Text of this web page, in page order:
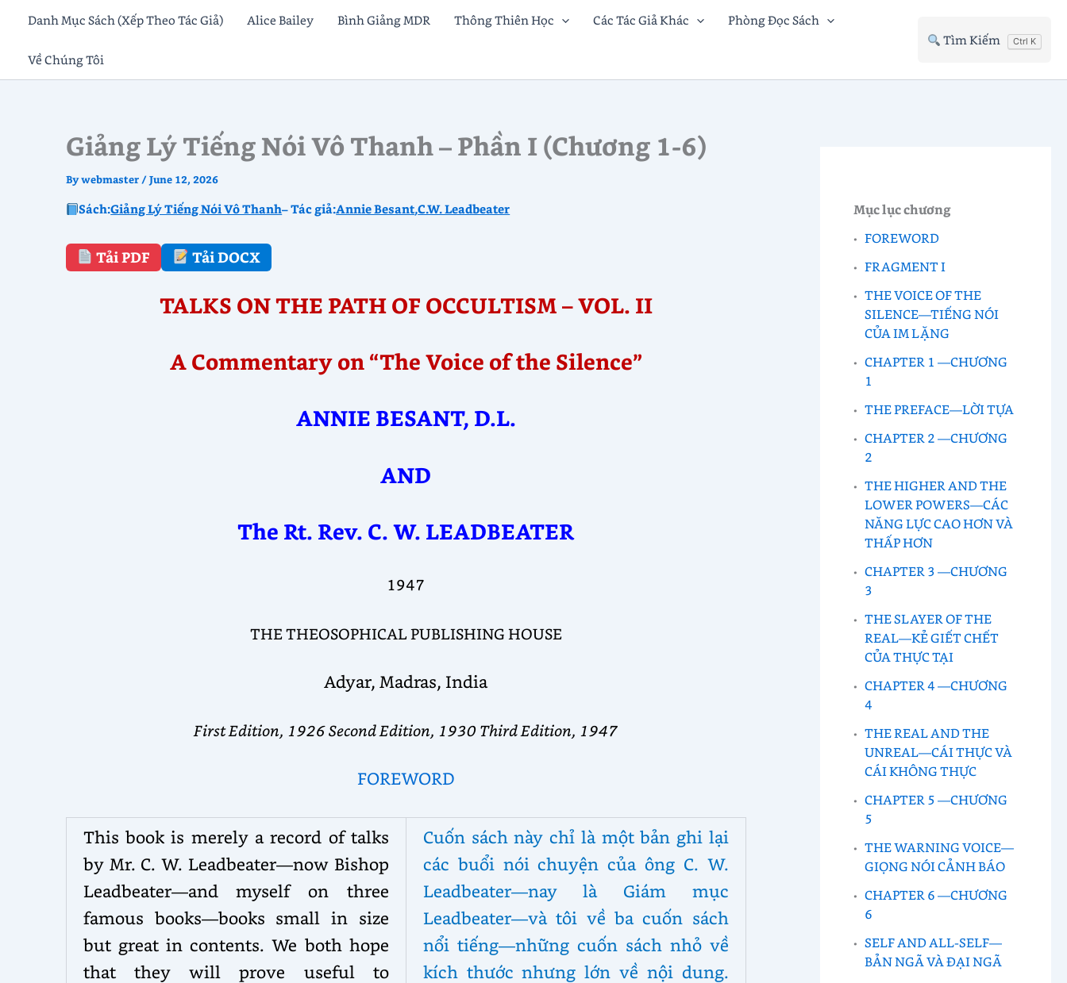
Skip
content
Danh Mục Sách (Xếp Theo Tác Giả) Alice Bailey Bình Giảng MDR Thông Thiên Học Các Tác Giả Khác Phòng Đọc Sách
Về Chúng Tôi
Tìm Kiếm Ctrl K
Giảng Lý Tiếng Nói Vô Thanh – Phần I (Chương 1-6)
Bywebmaster /June 12, 2026
Sách:Giảng Lý Tiếng Nói Vô Thanh– Tác giả:Annie Besant,C.W. Leadbeater
Tải PDF Tải DOCX
TALKS ON THE PATH OF OCCULTISM – VOL. II
A Commentary on “The Voice of the Silence”
ANNIE BESANT, D.L.
AND
The Rt. Rev. C. W. LEADBEATER
1947
THE THEOSOPHICAL PUBLISHING HOUSE
Adyar, Madras, India
First Edition, 1926 Second Edition, 1930 Third Edition, 1947
FOREWORD
This book is merely a record of talks
by Mr. C. W. Leadbeater—now Bishop
Leadbeater—and myself on three
famous books—books small in size
but great in contents. We both hope
that they will prove useful to
Cuốn sách này chỉ là một bản ghi lại
các buổi nói chuyện của ông C. W.
Leadbeater—nay là Giám mục
Leadbeater—và tôi về ba cuốn sách
nổi tiếng—những cuốn sách nhỏ về
kích thước nhưng lớn về nội dung.
Mục lục chương
FOREWORD
FRAGMENT I
THE VOICE OF THE
SILENCE—TIẾNG NÓI
CỦA IM LẶNG
CHAPTER 1 —CHƯƠNG
1
THE PREFACE—LỜI TỰA
CHAPTER 2 —CHƯƠNG
2
THE HIGHER AND THE
LOWER POWERS—CÁC
NĂNG LỰC CAO HƠN VÀ
THẤP HƠN
CHAPTER 3 —CHƯƠNG
3
THE SLAYER OF THE
REAL—KẺ GIẾT CHẾT
CỦA THỰC TẠI
CHAPTER 4 —CHƯƠNG
4
THE REAL AND THE
UNREAL—CÁI THỰC VÀ
CÁI KHÔNG THỰC
CHAPTER 5 —CHƯƠNG
5
THE WARNING VOICE—
GIỌNG NÓI CẢNH BÁO
CHAPTER 6 —CHƯƠNG
6
SELF AND ALL-SELF—
BẢN NGÃ VÀ ĐẠI NGÃ